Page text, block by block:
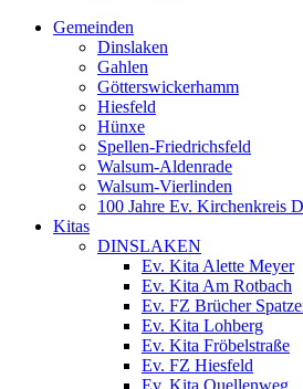
Gemeinden
Dinslaken
Gahlen
Götterswickerhamm
Hiesfeld
Hünxe
Spellen-Friedrichsfeld
Walsum-Aldenrade
Walsum-Vierlinden
100 Jahre Ev. Kirchenkreis
Kitas
DINSLAKEN
Ev. Kita Alette Meyer
Ev. Kita Am Rotbach
Ev. FZ Brücher
Ev. Kita Lohberg
Ev. Kita Fröbelstraße
Ev. FZ Hiesfeld
Ev. Kita Quellenweg